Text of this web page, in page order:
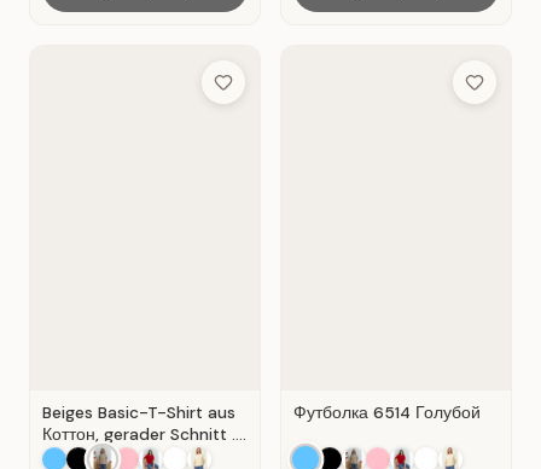
Add to Wish List
Beiges Basic-T-Shirt aus
Коттон, gerader Schnitt .
Beige.
Add to
Футболка 6514 Голубой